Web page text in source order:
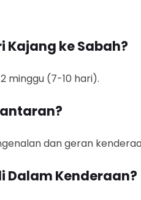
Kajang ke Sabah?
minggu (7-10 hari).
dan geran
Dalam Kenderaan?